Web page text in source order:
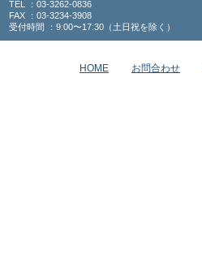
TEL ：03-3262-0836
FAX ：03-3234-3908
受付時間 ：9:00〜17:30（土日祝を除く）
HOME お問合わせ